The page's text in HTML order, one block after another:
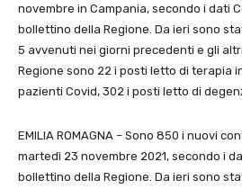
novembre in Campania, secondo i dati
bollettino della Regione. Da ieri sono
5 avvenuti nei giorni precedenti e gli
Regione sono 22 i posti letto di terapia
pazienti Covid, 302 i posti letto di
EMILIA ROMAGNA – Sono 850 i nuovi
martedì 23 novembre 2021, secondo i
bollettino della Regione. Da ieri sono